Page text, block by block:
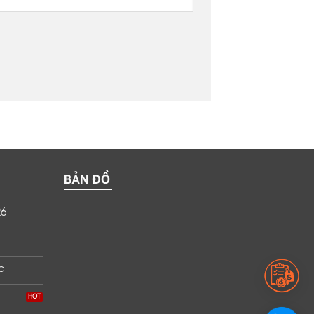
BẢN ĐỒ